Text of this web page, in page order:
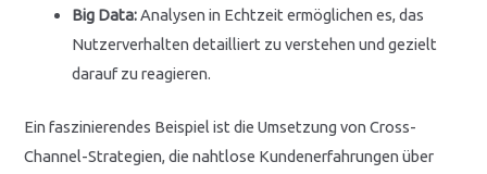
Big Data:Analysen in Echtzeit ermöglichen es, das
Nutzerverhalten detailliert zu verstehen und gezielt
darauf zu reagieren.
Ein faszinierendes Beispiel ist die Umsetzung von Cross-
Channel-Strategien, die nahtlose Kundenerfahrungen über